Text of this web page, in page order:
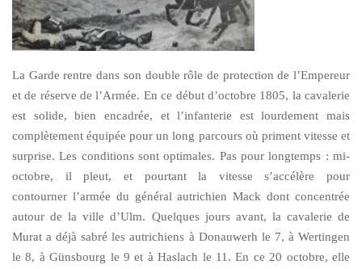
La Garde rentre dans son double rôle de protection de l’Empereur
et de réserve de l’Armée. En ce début d’octobre 1805, la cavalerie
est solide, bien encadrée, et l’infanterie est lourdement mais
complètement équipée pour un long parcours où priment vitesse et
surprise. Les conditions sont optimales. Pas pour longtemps : mi-
octobre, il pleut, et pourtant la vitesse s’accélère pour
contourner l’armée du général autrichien Mack dont concentrée
autour de la ville d’Ulm. Quelques jours avant, la cavalerie de
Murat a déjà sabré les autrichiens à Donauwerh le 7, à Wertingen
le 8, à Günsbourg le 9 et à Haslach le 11. En ce 20 octobre, elle